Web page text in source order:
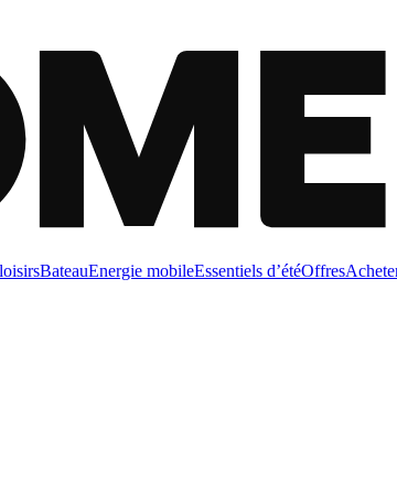
BateauEnergie mobileEssentiels d’étéOffres